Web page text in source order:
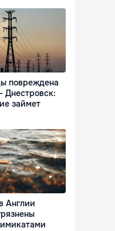
повреждена
займет
Англии